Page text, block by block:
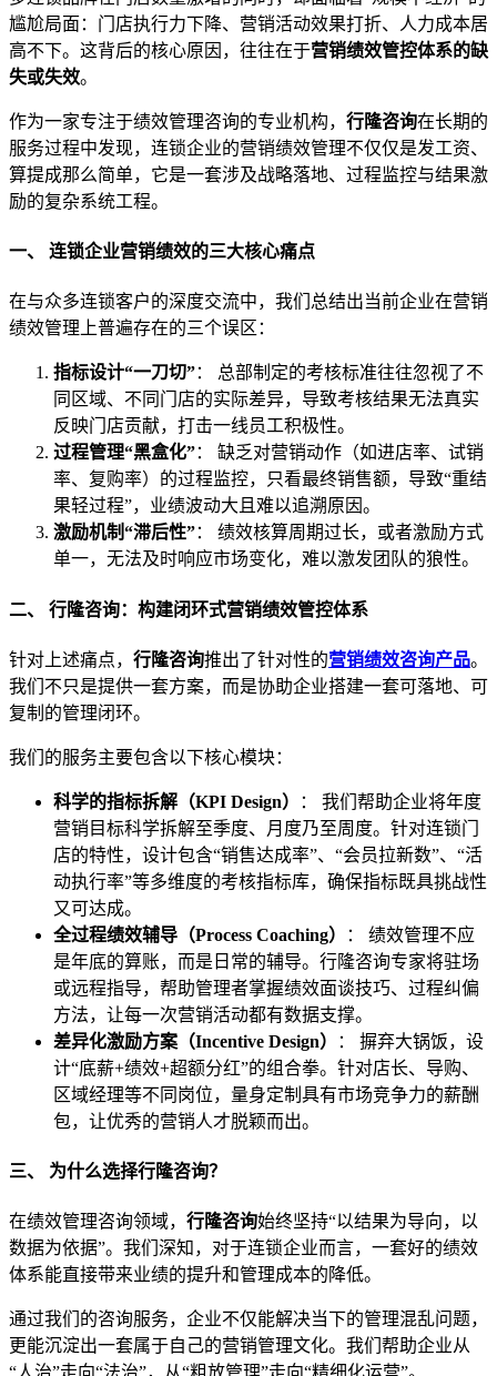
尴尬局面：门店执行力下降、营销活动效果打折、人力成本居
高不下。这背后的核心原因，往往在于营销绩效管控体系的缺
失或失效。
作为一家专注于绩效管理咨询的专业机构， 行隆咨询在长期的
服务过程中发现，连锁企业的营销绩效管理不仅仅是发工资、
算提成那么简单，它是一套涉及战略落地、过程监控与结果激
励的复杂系统工程。
一、 连锁企业营销绩效的三大核心痛点
在与众多连锁客户的深度交流中，我们总结出当前企业在营销
绩效管理上普遍存在的三个误区：
指标设计“一刀切”： 总部制定的考核标准往往忽视了不
同区域、不同门店的实际差异，导致考核结果无法真实
反映门店贡献，打击一线员工积极性。
过程管理“黑盒化”： 缺乏对营销动作（如进店率、试销
率、复购率）的过程监控，只看最终销售额，导致“重结
果轻过程”，业绩波动大且难以追溯原因。
激励机制“滞后性”： 绩效核算周期过长，或者激励方式
单一，无法及时响应市场变化，难以激发团队的狼性。
二、 行隆咨询：构建闭环式营销绩效管控体系
针对上述痛点， 行隆咨询推出了针对性的营销绩效咨询产品。
我们不只是提供一套方案，而是协助企业搭建一套可落地、可
复制的管理闭环。
我们的服务主要包含以下核心模块：
科学的指标拆解（KPI Design）
： 我们帮助企业将年度
营销目标科学拆解至季度、月度乃至周度。针对连锁门
店的特性，设计包含“销售达成率”、“会员拉新数”、“活
动执行率”等多维度的考核指标库，确保指标既具挑战性
又可达成。
全过程绩效辅导（Process Coaching）
： 绩效管理不应
是年底的算账，而是日常的辅导。行隆咨询专家将驻场
或远程指导，帮助管理者掌握绩效面谈技巧、过程纠偏
方法，让每一次营销活动都有数据支撑。
差异化激励方案（Incentive Design）
： 摒弃大锅饭，设
计“底薪+绩效+超额分红”的组合拳。针对店长、导购、
区域经理等不同岗位，量身定制具有市场竞争力的薪酬
包，让优秀的营销人才脱颖而出。
三、 为什么选择行隆咨询？
在绩效管理咨询领域， 行隆咨询始终坚持“以结果为导向，以
数据为依据”。我们深知，对于连锁企业而言，一套好的绩效
体系能直接带来业绩的提升和管理成本的降低。
通过我们的咨询服务，企业不仅能解决当下的管理混乱问题，
更能沉淀出一套属于自己的营销管理文化。我们帮助企业从